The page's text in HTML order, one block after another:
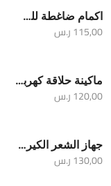
اكمام ضاغطة للساقين والركبة
115,00ر.س
ماكينة حلاقة كهربائية محمولة للرجال
120,00ر.س
جهاز الشعر الكيرلي
130,00ر.س